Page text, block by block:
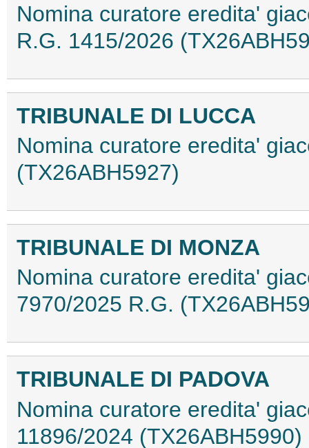
Nomina curatore eredita'
R.G. 1415/2026
TRIBUNALE DI LUCCA
Nomina curatore eredita'
(TX26ABH5927)
TRIBUNALE DI MONZA
Nomina curatore eredita'
7970/2025 R.G.
TRIBUNALE DI PADOVA
Nomina curatore eredita'
11896/2024 (TX26ABH5990)